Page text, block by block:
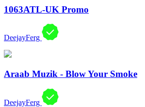
1063ATL-UK Promo
DeejayFerg
Araab Muzik - Blow Your Smoke
DeejayFerg